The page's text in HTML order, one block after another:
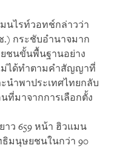
มนไรท์วอทช์กล่าวว่า
กระชับอำนาจมาก
ชนขั้นพื้นฐานอย่าง
ได้ทำตามคำสัญญาที่
นำพาประเทศไทยกลับ
ที่มาจากการเลือกตั้ง
าว 659 หน้า ฮิวแมน
มนุษยชนในกว่า 90